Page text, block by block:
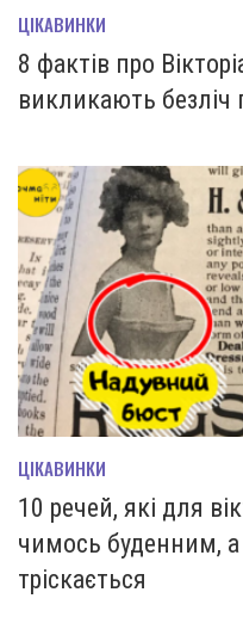
ЦІКАВИНКИ
8 фактів про
викликають безліч
ЦІКАВИНКИ
10 речей, які для
чимось буденним,
тріскається